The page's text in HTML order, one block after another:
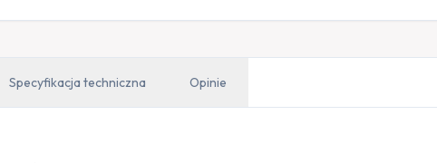
Specyfikacja techniczna Opinie